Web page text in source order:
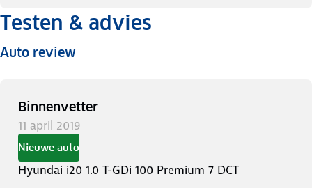
Testen & advies
Auto review
Binnenvetter
11 april 2019
Nieuwe auto
Hyundai i20 1.0 T-GDi 100 Premium 7 DCT